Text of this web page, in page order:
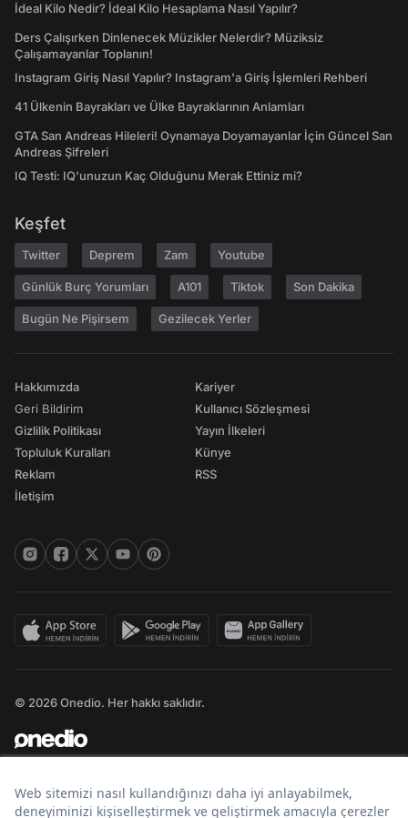
İdeal Kilo Nedir? İdeal Kilo Hesaplama Nasıl Yapılır?
Ders Çalışırken Dinlenecek Müzikler Nelerdir? Müziksiz
Çalışamayanlar Toplanın!
Instagram Giriş Nasıl Yapılır? Instagram'a Giriş İşlemleri Rehberi
41 Ülkenin Bayrakları ve Ülke Bayraklarının Anlamları
GTA San Andreas Hileleri! Oynamaya Doyamayanlar İçin Güncel San
Andreas Şifreleri
IQ Testi: IQ'unuzun Kaç Olduğunu Merak Ettiniz mi?
Keşfet
Twitter Deprem Zam Youtube
Günlük Burç Yorumları A101 Tiktok Son Dakika
Bugün Ne Pişirsem Gezilecek Yerler
Hakkımızda
Geri Bildirim
Gizlilik Politikası
Topluluk Kuralları
Reklam
İletişim
Kariyer
Kullanıcı Sözleşmesi
Yayın İlkeleri
Künye
RSS
© 2026 Onedio. Her hakkı saklıdır.
Bir markasıdır.